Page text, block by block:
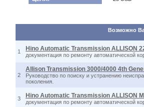
Возможно
1 Hino Automatic Transmission ALLISON
документация по ремонту автоматической
2
Allison Transmission 3000/4000 4th
Руководство по поиску и устранению
поколения.
3 Hino Automatic Transmission ALLISON
документация по ремонту автоматической